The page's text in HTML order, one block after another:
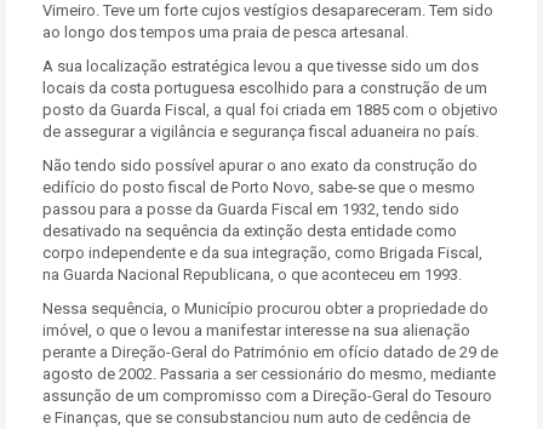
Vimeiro. Teve um forte cujos vestígios desapareceram. Tem sido
ao longo dos tempos uma praia de pesca artesanal.
A sua localização estratégica levou a que tivesse sido um dos
locais da costa portuguesa escolhido para a construção de um
posto da Guarda Fiscal, a qual foi criada em 1885 com o objetivo
de assegurar a vigilância e segurança fiscal aduaneira no país.
Não tendo sido possível apurar o ano exato da construção do
edifício do posto fiscal de Porto Novo, sabe-se que o mesmo
passou para a posse da Guarda Fiscal em 1932, tendo sido
desativado na sequência da extinção desta entidade como
corpo independente e da sua integração, como Brigada Fiscal,
na Guarda Nacional Republicana, o que aconteceu em 1993.
Nessa sequência, o Município procurou obter a propriedade do
imóvel, o que o levou a manifestar interesse na sua alienação
perante a Direção-Geral do Património em ofício datado de 29 de
agosto de 2002. Passaria a ser cessionário do mesmo, mediante
assunção de um compromisso com a Direção-Geral do Tesouro
e Finanças, que se consubstanciou num auto de cedência de